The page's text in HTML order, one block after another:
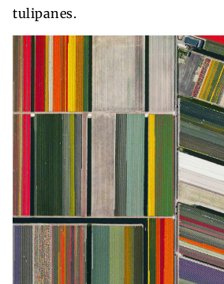
tulipanes.